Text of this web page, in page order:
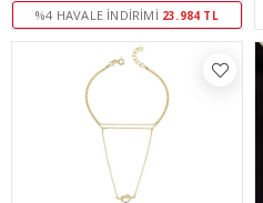
%4 HAVALE İNDIRIMI 23.984 TL